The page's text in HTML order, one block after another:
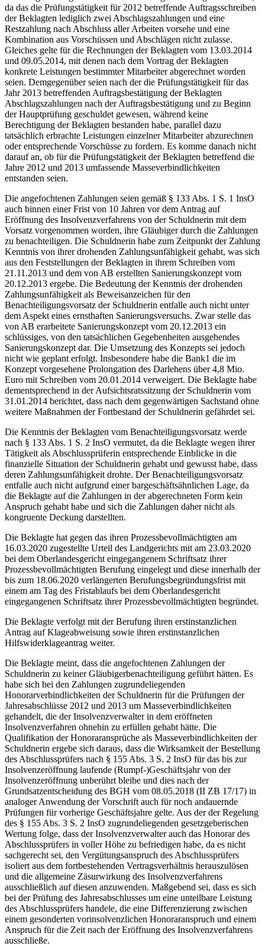
da das die Prüfungstätigkeit für 2012 betreffende Auftragsschreiben
der Beklagten lediglich zwei Abschlagszahlungen und eine
Restzahlung nach Abschluss aller Arbeiten vorsehe und eine
Kombination aus Vorschüssen und Abschlägen nicht zulasse.
Gleiches gelte für die Rechnungen der Beklagten vom 13.03.2014
und 09.05.2014, mit denen nach dem Vortrag der Beklagten
konkrete Leistungen bestimmter Mitarbeiter abgerechnet worden
seien. Demgegenüber seien nach der die Prüfungstätigkeit für das
Jahr 2013 betreffenden Auftragsbestätigung der Beklagten
Abschlagszahlungen nach der Auftragsbestätigung und zu Beginn
der Hauptprüfung geschuldet gewesen, während keine
Berechtigung der Beklagten bestanden habe, parallel dazu
tatsächlich erbrachte Leistungen einzelner Mitarbeiter abzurechnen
oder entsprechende Vorschüsse zu fordern. Es komme danach nicht
darauf an, ob für die Prüfungstätigkeit der Beklagten betreffend die
Jahre 2012 und 2013 umfassende Masseverbindlichkeiten
entstanden seien.
Die angefochtenen Zahlungen seien gemäß § 133 Abs. 1 S. 1 InsO
auch binnen einer Frist von 10 Jahren vor dem Antrag auf
Eröffnung des Insolvenzverfahrens von der Schuldnerin mit dem
Vorsatz vorgenommen worden, ihre Gläubiger durch die Zahlungen
zu benachteiligen. Die Schuldnerin habe zum Zeitpunkt der Zahlung
Kenntnis von ihrer drohenden Zahlungsunfähigkeit gehabt, was sich
aus den Feststellungen der Beklagten in ihrem Schreiben vom
21.11.2013 und dem von AB erstellten Sanierungskonzept vom
20.12.2013 ergebe. Die Bedeutung der Kenntnis der drohenden
Zahlungsunfähigkeit als Beweisanzeichen für den
Benachteiligungsvorsatz der Schuldnerin entfalle auch nicht unter
dem Aspekt eines ernsthaften Sanierungsversuchs. Zwar stelle das
von AB erarbeitete Sanierungskonzept vom 20.12.2013 ein
schlüssiges, von den tatsächlichen Gegebenheiten ausgehendes
Sanierungskonzept dar. Die Umsetzung des Konzepts sei jedoch
nicht wie geplant erfolgt. Insbesondere habe die Bank1 die im
Konzept vorgesehene Prolongation des Darlehens über 4,8 Mio.
Euro mit Schreiben vom 20.01.2014 verweigert. Die Beklagte habe
dementsprechend in der Aufsichtsratssitzung der Schuldnerin vom
31.01.2014 berichtet, dass nach dem gegenwärtigen Sachstand ohne
weitere Maßnahmen der Fortbestand der Schuldnerin gefährdet sei.
Die Kenntnis der Beklagten vom Benachteiligungsvorsatz werde
nach § 133 Abs. 1 S. 2 InsO vermutet, da die Beklagte wegen ihrer
Tätigkeit als Abschlussprüferin entsprechende Einblicke in die
finanzielle Situation der Schuldnerin gehabt und gewusst habe, dass
deren Zahlungsunfähigkeit drohte. Der Benachteiligungsvorsatz
entfalle auch nicht aufgrund einer bargeschäftsähnlichen Lage, da
die Beklagte auf die Zahlungen in der abgerechneten Form kein
Anspruch gehabt habe und sich die Zahlungen daher nicht als
kongruente Deckung darstellten.
Die Beklagte hat gegen das ihren Prozessbevollmächtigten am
16.03.2020 zugestellte Urteil des Landgerichts mit am 23.03.2020
bei dem Oberlandesgericht eingegangenem Schriftsatz ihrer
Prozessbevollmächtigten Berufung eingelegt und diese innerhalb der
bis zum 18.06.2020 verlängerten Berufungsbegründungsfrist mit
einem am Tag des Fristablaufs bei dem Oberlandesgericht
eingegangenen Schriftsatz ihrer Prozessbevollmächtigten begründet.
Die Beklagte verfolgt mit der Berufung ihren erstinstanzlichen
Antrag auf Klageabweisung sowie ihren erstinstanzlichen
Hilfswiderklageantrag weiter.
Die Beklagte meint, dass die angefochtenen Zahlungen der
Schuldnerin zu keiner Gläubigerbenachteiligung geführt hätten. Es
habe sich bei den Zahlungen zugrundeliegenden
Honorarverbindlichkeiten der Schuldnerin für die Prüfungen der
Jahresabschlüsse 2012 und 2013 um Masseverbindlichkeiten
gehandelt, die der Insolvenzverwalter in dem eröffneten
Insolvenzverfahren ohnehin zu erfüllen gehabt hätte. Die
Qualifikation der Honoraransprüche als Masseverbindlichkeiten der
Schuldnerin ergebe sich daraus, dass die Wirksamkeit der Bestellung
des Abschlussprüfers nach § 155 Abs. 3 S. 2 InsO für das bis zur
Insolvenzeröffnung laufende (Rumpf-)Geschäftsjahr von der
Insolvenzeröffnung unberührt bleibe und dies nach der
Grundsatzentscheidung des BGH vom 08.05.2018 (II ZB 17/17) in
analoger Anwendung der Vorschrift auch für noch andauernde
Prüfungen für vorherige Geschäftsjahre gelte. Aus der der Regelung
des § 155 Abs. 3 S. 2 InsO zugrundeliegenden gesetzgeberischen
Wertung folge, dass der Insolvenzverwalter auch das Honorar des
Abschlussprüfers in voller Höhe zu befriedigen habe, da es nicht
sachgerecht sei, den Vergütungsanspruch des Abschlussprüfers
isoliert aus dem fortbestehenden Vertragsverhältnis herauszulösen
und die allgemeine Zäsurwirkung des Insolvenzverfahrens
ausschließlich auf diesen anzuwenden. Maßgebend sei, dass es sich
bei der Prüfung des Jahresabschlusses um eine unteilbare Leistung
des Abschlussprüfers handele, die eine Differenzierung zwischen
einem gesonderten vorinsolvenzlichen Honoraranspruch und einem
Anspruch für die Zeit nach der Eröffnung des Insolvenzverfahrens
ausschließe.